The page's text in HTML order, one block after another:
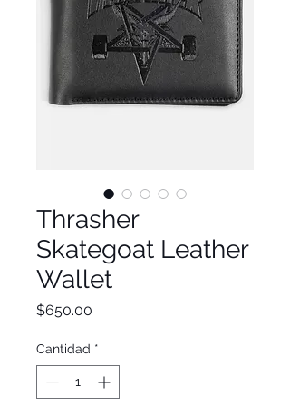
Thrasher
Skategoat Leather
Wallet
$650.00
Cantidad *